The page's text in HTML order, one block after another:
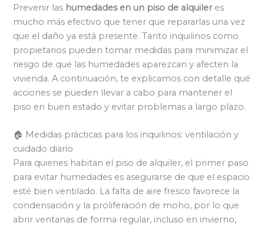
Prevenir las humedades en un piso de alquileres
mucho más efectivo que tener que repararlas una vez
que el daño ya está presente. Tanto inquilinos como
propietarios pueden tomar medidas para minimizar el
riesgo de que las humedades aparezcan y afecten la
vivienda. A continuación, te explicamos con detalle qué
acciones se pueden llevar a cabo para mantener el
piso en buen estado y evitar problemas a largo plazo.
🏠 Medidas prácticas para los inquilinos: ventilación y
cuidado diario
Para quienes habitan el piso de alquiler, el primer paso
para evitar humedades es asegurarse de que el espacio
esté bien ventilado. La falta de aire fresco favorece la
condensación y la proliferación de moho, por lo que
abrir ventanas de forma regular, incluso en invierno,